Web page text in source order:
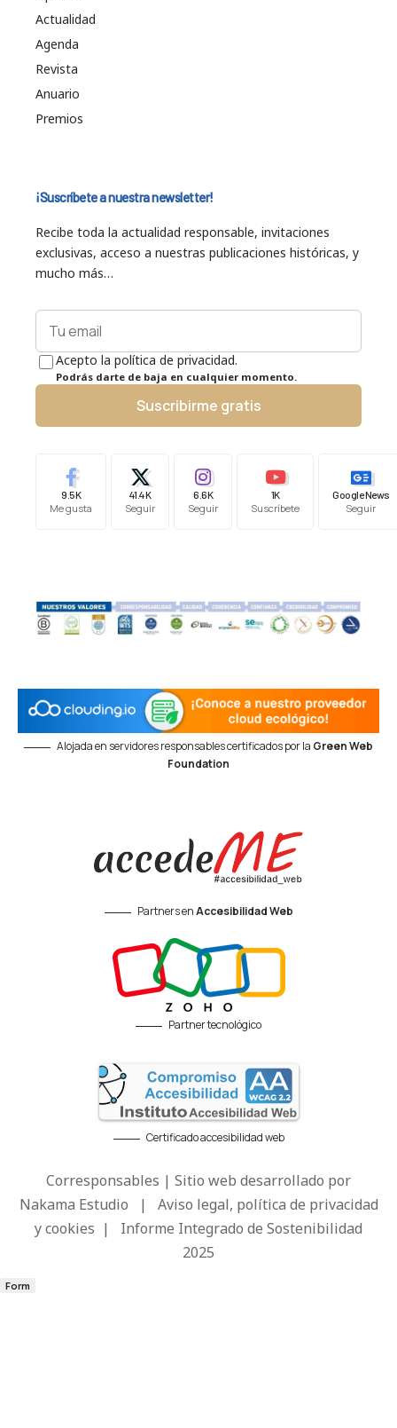
Actualidad
Agenda
Revista
Anuario
Premios
¡Suscríbete a nuestra newsletter!
Recibe toda la actualidad responsable, invitaciones
exclusivas, acceso a nuestras publicaciones históricas, y
mucho más…
Acepto la política de privacidad.
Podrás darte de baja en cualquier momento.
Suscribirme gratis
9.5K
Me gusta
41.4K
Seguir
6.6K
Seguir
1K
Suscríbete
Google News
Seguir
Alojada en servidores responsables certificados por la Green Web
Foundation
Partners enAccesibilidad Web
Partner tecnológico
Certificado accesibilidad web
Corresponsables | Sitio web desarrollado por
Nakama Estudio | Aviso legal, política de privacidad
y cookies | Informe Integrado de Sostenibilidad
2025
Form